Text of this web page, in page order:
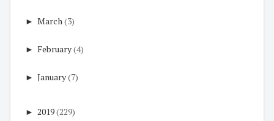
► March(3)
► February(4)
► January(7)
► 2019(229)